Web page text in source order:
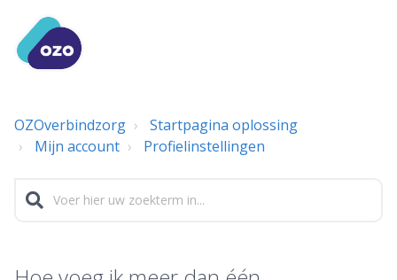
OZOverbindzorg
Startpagina oplossing
Mijn account
Profielinstellingen